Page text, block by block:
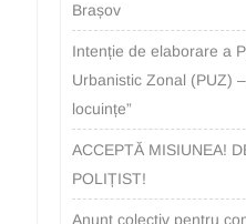
Brașov
Intenție de elaborare a
Urbanistic Zonal (PUZ)
locuințe”
ACCEPTĂ MISIUNEA!
POLIȚIST!
Anunț colectiv pentru